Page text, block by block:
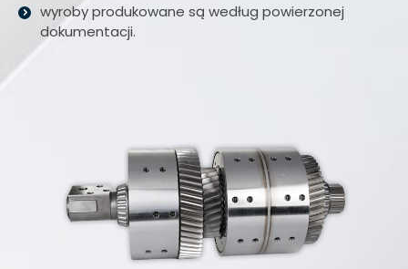
wyroby produkowane są według powierzonej
dokumentacji.